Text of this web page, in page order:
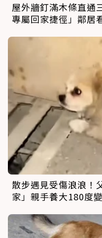
屋外牆釘滿木條直通
專屬回家捷徑」鄰居
散步遇見受傷浪浪！
家」親手養大180度